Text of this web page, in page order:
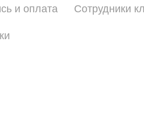
и оплата Сотрудники